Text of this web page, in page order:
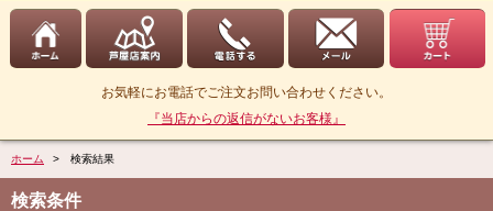
お気軽にお電話でご注文お問い合わせください。
『当店からの返信がないお客様』
ホーム > 検索結果
検索条件